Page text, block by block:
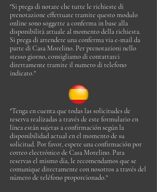
"Si prega di notare che tutte le richieste di
prenotazione effettuate tramite questo modulo
online sono soggette a conferma in base alla
disponibilità attuale al momento della richiesta.
Si prega di attendere una conferma via e-mail da
parte di Casa Morelino. Per prenotazioni nello
stesso giorno, consigliamo di contattarci
direttamente tramite il numero di telefono
indicato."
"Tenga en cuenta que todas las solicitudes de
reserva realizadas a través de este formulario en
línea están sujetas a confirmación según la
disponibilidad actual en el momento de su
solicitud. Por favor, espere una confirmación por
correo electrónico de Casa Morelino. Para
reservas el mismo día, le recomendamos que se
comunique directamente con nosotros a través del
número de teléfono proporcionado."